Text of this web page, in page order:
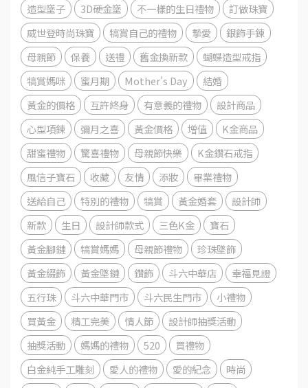
造型墜子
3D硬金墜 不一樣的生日禮物
訂做珠寶
威世登時尚珠寶
犒賞自己的禮物 摯愛
銀飾手鍊
母親節
保養 送禮 舊金換新款
蝴蝶造型戒指
犒賞媽咪
蜜月期 Mother's Day
結婚
黃金的價格
互許終身 有意義的禮物
設計商品
心型項鍊
彌月之喜 黃金價格 增值
K金商品
甜蜜禮物
驚喜禮物 母親節快樂
K金鑽石戒指
風信子寶石
收藏 友情 添妝
畢業禮物
送給自己
特別的禮物 犒賞 黃金婚套
設計師
新款
生日 設計師款式 三色K金
寶石
黃金腳鏈
犒賞媽媽 母親節禮物
珍珠墜飾
黃金綴飾
黃金墜鏈 鑽飾 斗六中華店
幸福見證
五行珠
斗六中華門市 斗六民生門市
小禮物
買黃金
精工完美 情人節
設計師抽獎活動
抽獎活動
媽媽的禮物 520
買禮物
白金純手工雕刻
愛人的禮物 愛的紀念
時尚